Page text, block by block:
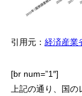
引用元： 経済産業
[br num=”1″]
上記の通り、 国の